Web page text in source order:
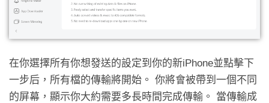
在你選擇所有你想發送的設定到你的新iPhone並點擊下
一步后，所有檔的傳輸將開始。 你將會被帶到一個不同
的屏幕，顯示你大約需要多長時間完成傳輸。 當傳輸成